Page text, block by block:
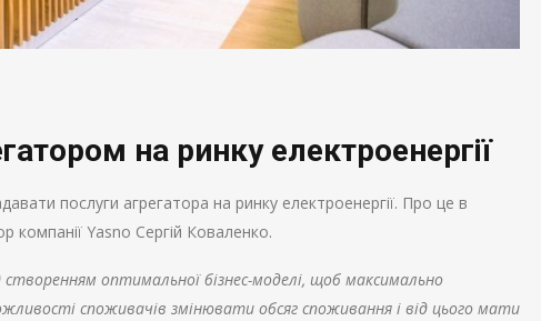
на ринку електроенергії
послуги агрегатора на ринку електроенергії. Про це в
компанії Yasno Сергій Коваленко.
оптимальної бізнес-моделі, щоб максимально
споживачів змінювати обсяг споживання і від цього мати